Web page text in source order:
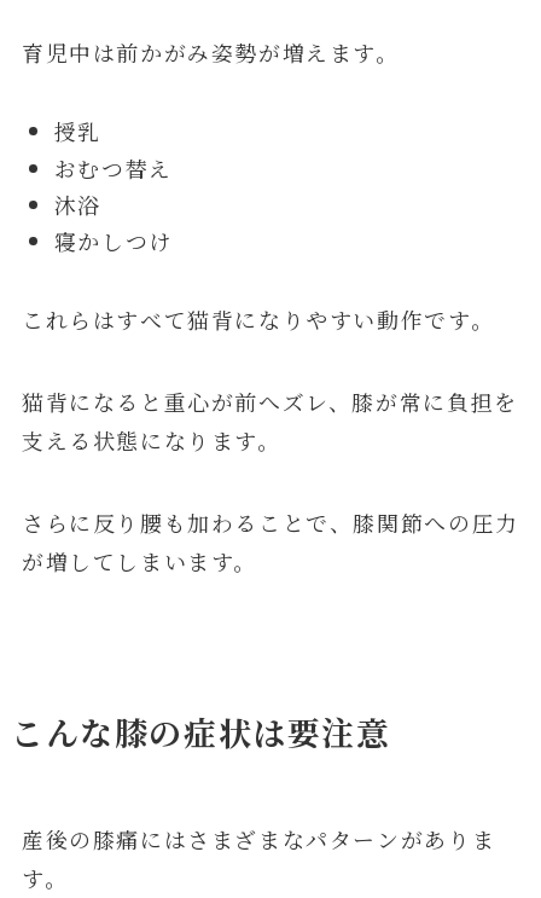
育児中は前かがみ姿勢が増えます。
授乳
おむつ替え
沐浴
寝かしつけ
これらはすべて猫背になりやすい動作です。
猫背になると重心が前へズレ、膝が常に負担を
支える状態になります。
さらに反り腰も加わることで、膝関節への圧力
が増してしまいます。
こんな膝の症状は要注意
産後の膝痛にはさまざまなパターンがありま
す。